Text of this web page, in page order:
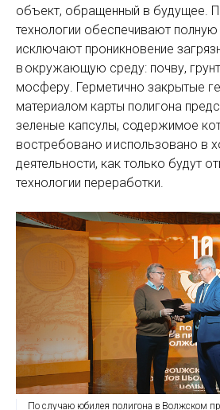
объект, обращенный в будущее.
технологии обеспечивают
исключают проникновение
в окружающую среду: почву,
мосферу. Герметично закрытые
материалом карты полигона
зеленые капсулы, содержимое
востребовано и использовано в
деятельности, как только будут
технологии переработки.
По случаю юбилея полигона в Волжском